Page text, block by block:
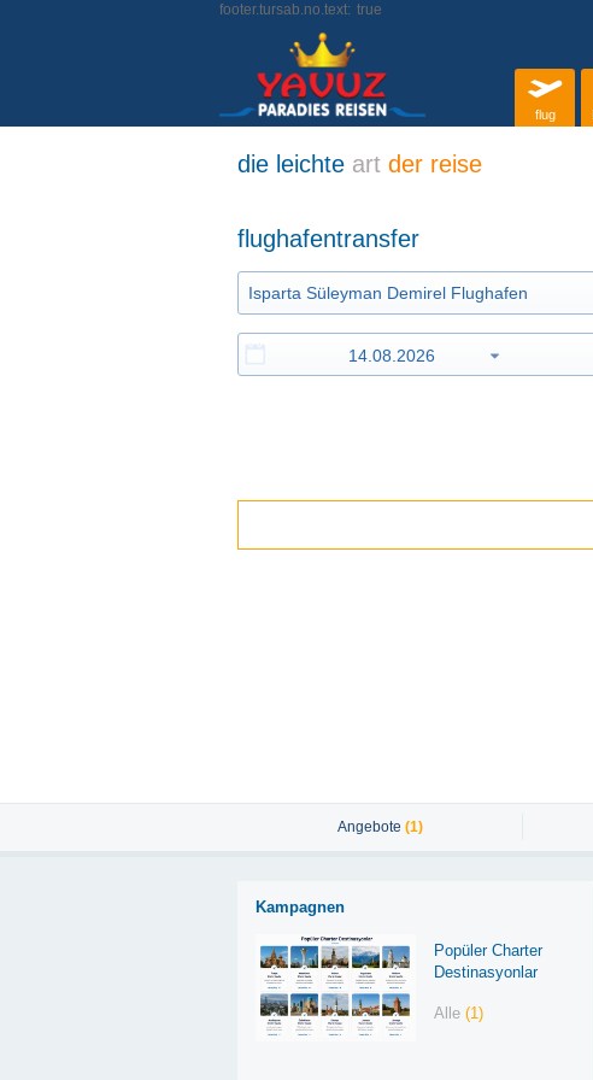
footer.tursab.no.text: true
flug
die leichte art der reise
flughafentransfer
Angebote (1)
Kampagnen
Popüler Charter
Destinasyonlar
Alle(1)